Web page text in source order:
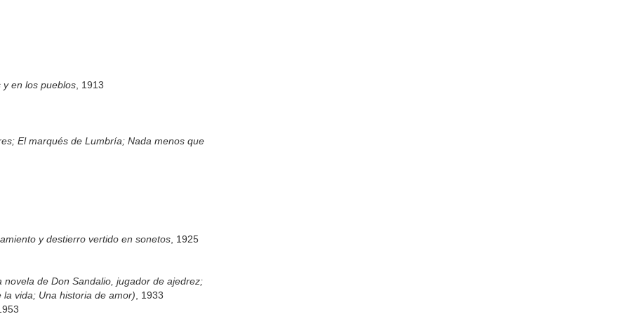
y en los pueblos, 1913
El marqués de Lumbría; Nada menos que
y destierro vertido en sonetos, 1925
de Don Sandalio, jugador de ajedrez;
vida; Una historia de amor), 1933